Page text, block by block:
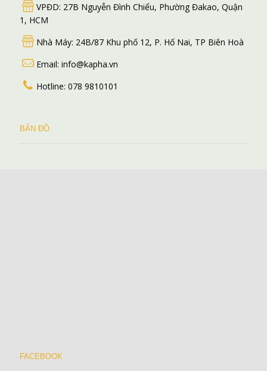
VPĐD: 27B Nguyễn Đình Chiểu, Phường Đakao, Quận
1, HCM
Nhà Máy: 24B/87 Khu phố 12, P. Hố Nai, TP Biên Hoà
Email: info@kapha.vn
Hotline: 078 9810101
BẢN ĐỒ
FACEBOOK